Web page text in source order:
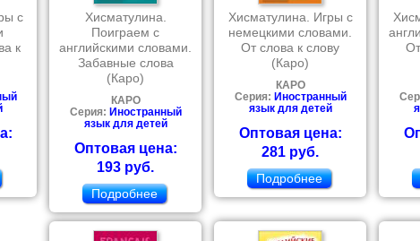
с
к
Хисматулина.
Поиграем с
английскими словами.
Забавные слова
(Каро)
КАРО
Серия: Иностранный
язык для детей
Оптовая цена:
193 руб.
Подробнее
Хисматулина. Игры с
немецкими словами.
От слова к слову
(Каро)
КАРО
Серия: Иностранный
язык для детей
Оптовая цена:
281 руб.
Подробнее